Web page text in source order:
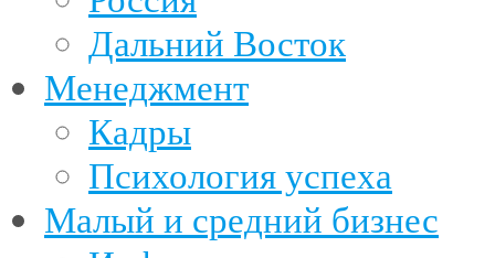
Дальний Восток
Менеджмент
Кадры
Психология успеха
Малый и средний бизнес